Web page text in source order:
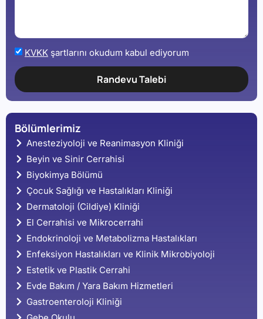
KVKK şartlarını okudum kabul ediyorum
Randevu Talebi
Bölümlerimiz
Anesteziyoloji ve Reanimasyon Kliniği
Beyin ve Sinir Cerrahisi
Biyokimya Bölümü
Çocuk Sağlığı ve Hastalıkları Kliniği
Dermatoloji (Cildiye) Kliniği
El Cerrahisi ve Mikrocerrahi
Endokrinoloji ve Metabolizma Hastalıkları
Enfeksiyon Hastalıkları ve Klinik Mikrobiyoloji
Estetik ve Plastik Cerrahi
Evde Bakım / Yara Bakım Hizmetleri
Gastroenteroloji Kliniği